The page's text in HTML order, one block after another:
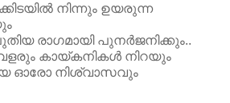
നിന്നും ഉയരുന്ന
രാഗമായി പുനർജനിക്കും..
കായ്കനികൾ നിറയും
ഓരോ നിശ്വാസവും